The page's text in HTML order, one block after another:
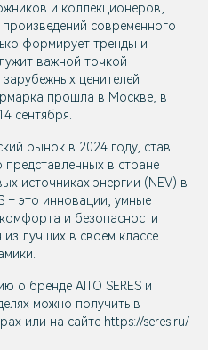
и коллекционеров,
современного
формирует тренды и
важной точкой
ценителей
прошла в Москве, в
сентября.
рынок в 2024 году, став
в стране
источниках энергии (NEV) в
– это инновации, умные
и безопасности
лучших в своем классе
о бренде AITO SERES и
можно получить в
или на сайте https://seres.ru/